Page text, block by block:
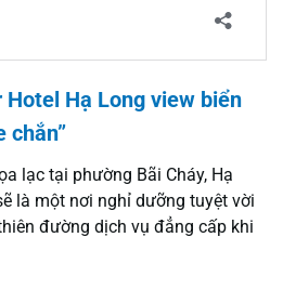
Hotel Hạ Long view biển
chắn”
lạc tại phường Bãi Cháy, Hạ
là một nơi nghỉ dưỡng tuyệt vời
đường dịch vụ đẳng cấp khi